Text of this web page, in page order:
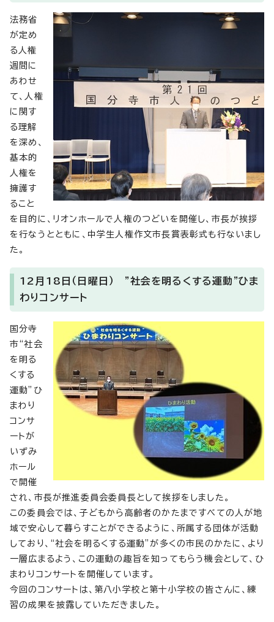
法務省
が定め
る人権
週間に
あわせ
て、人権
に関す
る理解
を深め、
基本的
人権を
擁護す
ること
を目的に、リオンホールで人権のつどいを開催し、市長が挨拶
を行なうとともに、中学生人権作文市長賞表彰式も行ないまし
た。
12月18日（日曜日） ”社会を明るくする運動”ひま
わりコンサート
国分寺
市“社会
を明る
くする
運動”ひ
まわり
コンサ
ートが
いずみ
ホール
で開催
され、市長が推進委員会委員長として挨拶をしました。
この委員会では、子どもから高齢者のかたまですべての人が地
域で安心して暮らすことができるように、所属する団体が活動
しており、“社会を明るくする運動”が多くの市民のかたに、より
一層広まるよう、この運動の趣旨を知ってもらう機会として、ひ
まわりコンサートを開催しています。
今回のコンサートは、第八小学校と第十小学校の皆さんに、練
習の成果を披露していただきました。